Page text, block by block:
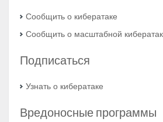
Сообщить о кибератаке
Сообщить о масштабной
Подписаться
Узнать о кибератаке
Вредоносные программы